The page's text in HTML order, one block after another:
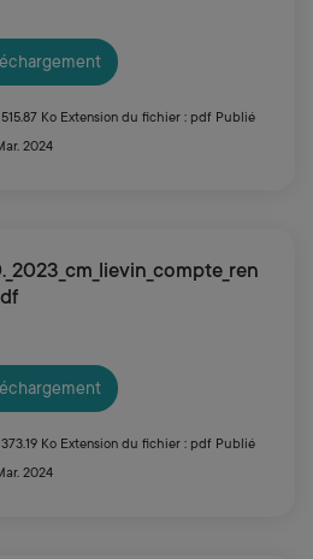
Ko Extension du fichier : pdf Publié
2024
Ko Extension du fichier : pdf Publié
2024